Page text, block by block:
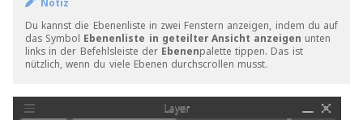
Du kannst die Ebenenliste in zwei Fenstern anzeigen, indem du auf
das Symbol Ebenenliste in geteilter Ansicht anzeigen unten
links in der Befehlsleiste der Ebenenpalette tippen. Das ist
nützlich, wenn du viele Ebenen durchscrollen musst.